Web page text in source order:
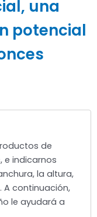
una
potencial
de
e indicarnos
la altura,
A continuación,
le ayudará a